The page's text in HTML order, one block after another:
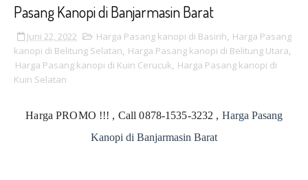
Pasang Kanopi di Banjarmasin Barat
Juni 22, 2022 Harga Pasang kanopi di Basirih, Harga Pasang
kanopi di Belitung Selatan, Harga Pasang kanopi di Belitung Utara,
Harga Pasang kanopi di Kuin Cerucuk, Harga Pasang kanopi di
Kuin Selatan
Harga PROMO !!! , Call 0878-1535-3232 , Harga Pasang
Kanopi di Banjarmasin Barat